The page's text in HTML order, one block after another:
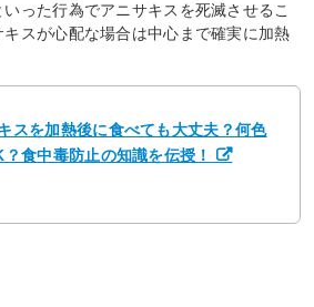
った行為でアニサキスを死滅させるこ
スが心配な場合は中心まで確実に加熱
スを加熱後に食べても大丈夫？何色
食中毒防止の知識を伝授！